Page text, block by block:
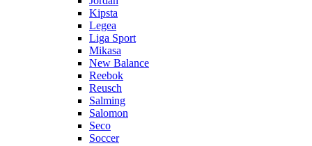
Kipsta
Legea
Liga Sport
Mikasa
New Balance
Reebok
Reusch
Salming
Salomon
Seco
Soccer